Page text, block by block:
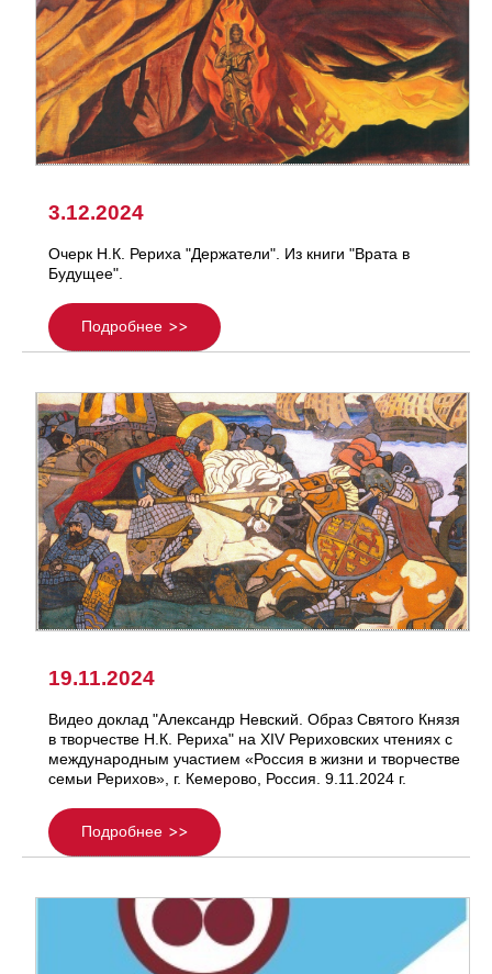
3.12.2024
Очерк Н.К. Рериха "Держатели". Из книги "Врата в
Будущее".
Подробнее
19.11.2024
Видео доклад "Александр Невский. Образ Святого Князя
в творчестве Н.К. Рериха" на ХIV Рериховских чтениях с
международным участием «Россия в жизни и творчестве
семьи Рерихов», г. Кемерово, Россия. 9.11.2024 г.
Подробнее